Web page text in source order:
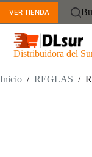
Saltar
contenido
VER TIENDA
Distribuidora del
Inicio / REGLAS /